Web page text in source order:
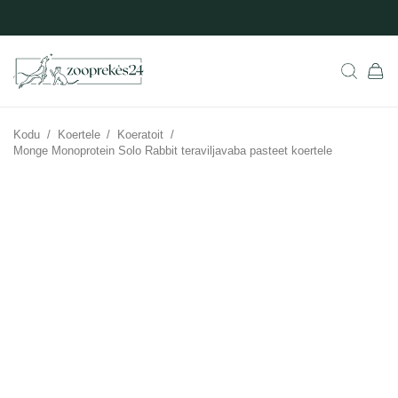
Kodu / Koertele / Koeratoit /
Monge Monoprotein Solo Rabbit teraviljavaba pasteet koertele